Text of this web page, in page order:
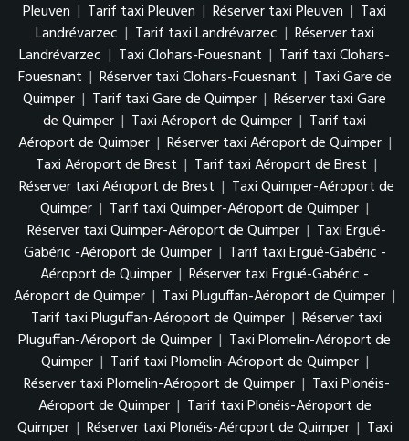
Pleuven | Tarif taxi Pleuven | Réserver taxi Pleuven | Taxi
Landrévarzec | Tarif taxi Landrévarzec | Réserver taxi
Landrévarzec | Taxi Clohars-Fouesnant | Tarif taxi Clohars-
Fouesnant | Réserver taxi Clohars-Fouesnant | Taxi Gare de
Quimper | Tarif taxi Gare de Quimper | Réserver taxi Gare
de Quimper | Taxi Aéroport de Quimper | Tarif taxi
Aéroport de Quimper | Réserver taxi Aéroport de Quimper |
Taxi Aéroport de Brest | Tarif taxi Aéroport de Brest |
Réserver taxi Aéroport de Brest | Taxi Quimper-Aéroport de
Quimper | Tarif taxi Quimper-Aéroport de Quimper |
Réserver taxi Quimper-Aéroport de Quimper | Taxi Ergué-
Gabéric -Aéroport de Quimper | Tarif taxi Ergué-Gabéric -
Aéroport de Quimper | Réserver taxi Ergué-Gabéric -
Aéroport de Quimper | Taxi Pluguffan-Aéroport de Quimper |
Tarif taxi Pluguffan-Aéroport de Quimper | Réserver taxi
Pluguffan-Aéroport de Quimper | Taxi Plomelin-Aéroport de
Quimper | Tarif taxi Plomelin-Aéroport de Quimper |
Réserver taxi Plomelin-Aéroport de Quimper | Taxi Plonéis-
Aéroport de Quimper | Tarif taxi Plonéis-Aéroport de
Quimper | Réserver taxi Plonéis-Aéroport de Quimper | Taxi